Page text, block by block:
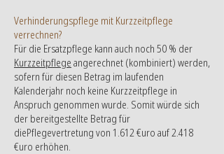
Verhinderungspflege mit Kurzzeitpflege
verrechnen?
Für die Ersatzpflege kann auch noch 50 % der
Kurzzeitpflege angerechnet (kombiniert) werden,
sofern für diesen Betrag im laufenden
Kalenderjahr noch keine Kurzzeitpflege in
Anspruch genommen wurde. Somit würde sich
der bereitgestellte Betrag für
diePflegevertretung von 1.612 €uro auf 2.418
€uro erhöhen.